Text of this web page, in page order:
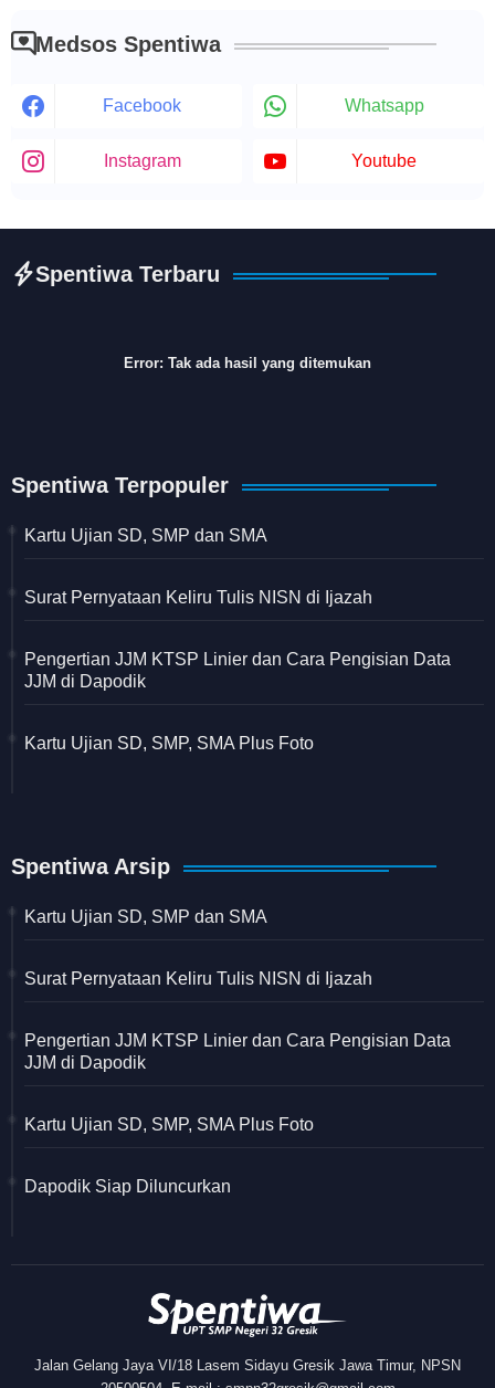
Medsos Spentiwa
Facebook Whatsapp
Instagram Youtube
Spentiwa Terbaru
Error: Tak ada hasil yang ditemukan
Spentiwa Terpopuler
Kartu Ujian SD, SMP dan SMA
Surat Pernyataan Keliru Tulis NISN di Ijazah
Pengertian JJM KTSP Linier dan Cara Pengisian Data
JJM di Dapodik
Kartu Ujian SD, SMP, SMA Plus Foto
Spentiwa Arsip
Kartu Ujian SD, SMP dan SMA
Surat Pernyataan Keliru Tulis NISN di Ijazah
Pengertian JJM KTSP Linier dan Cara Pengisian Data
JJM di Dapodik
Kartu Ujian SD, SMP, SMA Plus Foto
Dapodik Siap Diluncurkan
Jalan Gelang Jaya VI/18 Lasem Sidayu Gresik Jawa Timur, NPSN